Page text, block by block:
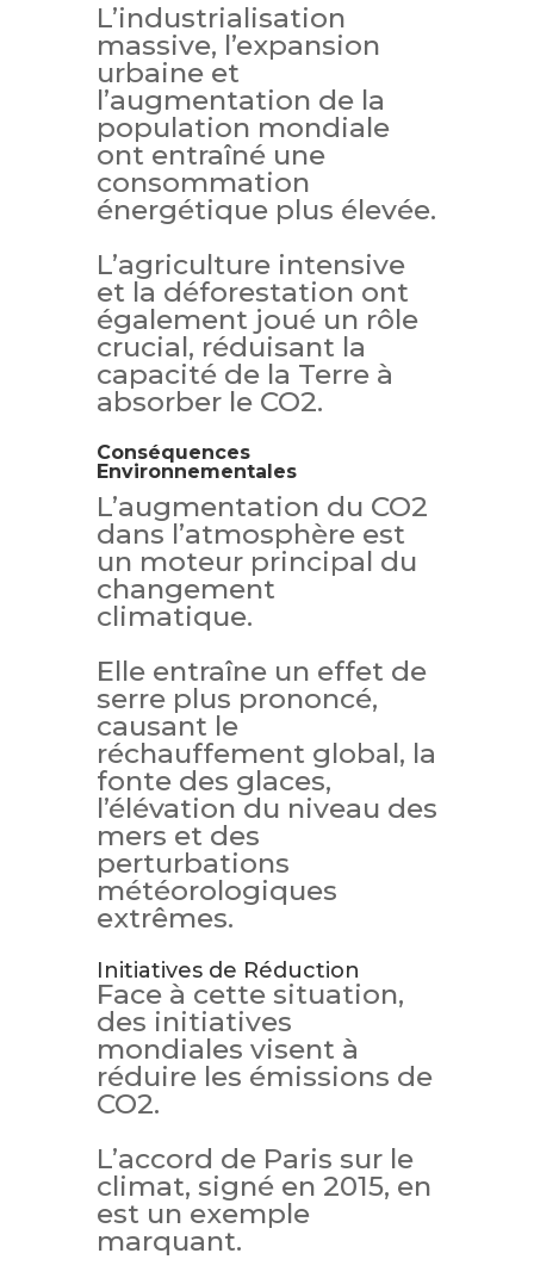
L’industrialisation
massive, l’expansion
urbaine et
l’augmentation de la
population mondiale
ont entraîné une
consommation
énergétique plus élevée.
L’agriculture intensive
et la déforestation ont
également joué un rôle
crucial, réduisant la
capacité de la Terre à
absorber le CO2.
Conséquences
Environnementales
L’augmentation du CO2
dans l’atmosphère est
un moteur principal du
changement
climatique.
Elle entraîne un effet de
serre plus prononcé,
causant le
réchauffement global, la
fonte des glaces,
l’élévation du niveau des
mers et des
perturbations
météorologiques
extrêmes.
Initiatives de Réduction
Face à cette situation,
des initiatives
mondiales visent à
réduire les émissions de
CO2.
L’accord de Paris sur le
climat, signé en 2015, en
est un exemple
marquant.